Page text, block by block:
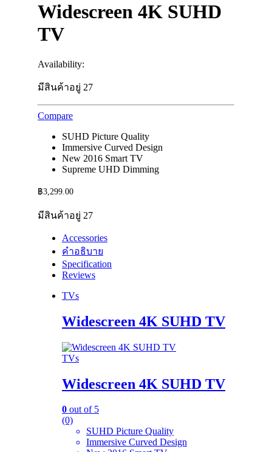
Widescreen 4K SUHD
TV
Availability:
มีสินค้าอยู่ 27
Compare
SUHD Picture Quality
Immersive Curved Design
New 2016 Smart TV
Supreme UHD Dimming
฿3,299.00
มีสินค้าอยู่ 27
Accessories
คำอธิบาย
Specification
Reviews
TVs
Widescreen 4K SUHD TV
TVs
Widescreen 4K SUHD TV
0 out of 5
(0)
SUHD Picture Quality
Immersive Curved Design